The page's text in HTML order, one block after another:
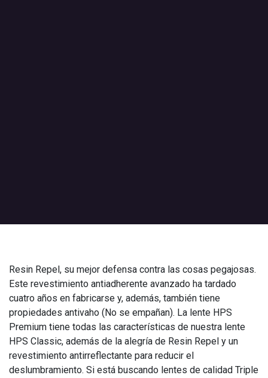
Resin Repel, su mejor defensa contra las cosas pegajosas.
Este revestimiento antiadherente avanzado ha tardado
cuatro años en fabricarse y, además, también tiene
propiedades antivaho (No se empañan). La lente HPS
Premium tiene todas las características de nuestra lente
HPS Classic, además de la alegría de Resin Repel y un
revestimiento antirreflectante para reducir el
deslumbramiento. Si está buscando lentes de calidad Triple